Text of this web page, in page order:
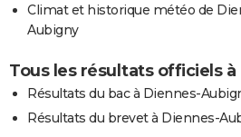
Climat et historique météo de
Aubigny
Tous les résultats officiels
Résultats du bac à Diennes-
Résultats du brevet à Diennes-